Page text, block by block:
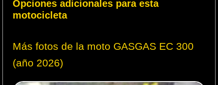
Opciones adicionales para esta
motocicleta
Más fotos de la moto GASGAS EC 300
(año 2026)